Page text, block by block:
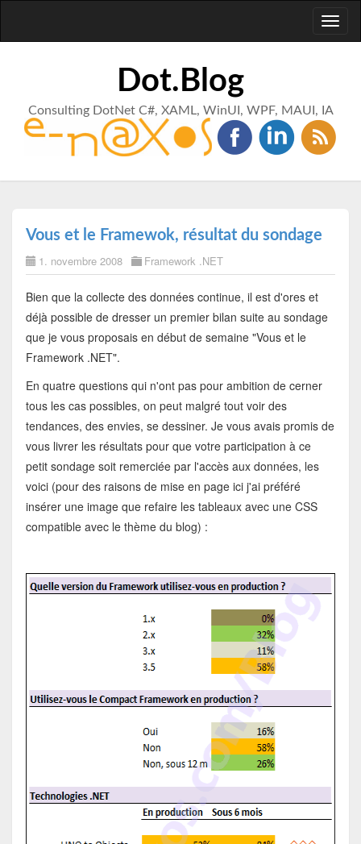
Dot.Blog
Consulting DotNet C#, XAML, WinUI, WPF, MAUI, IA
Vous et le Framewok, résultat du sondage
1. novembre 2008 Framework .NET
Bien que la collecte des données continue, il est d'ores et
déjà possible de dresser un premier bilan suite au sondage
que je vous proposais en début de semaine "Vous et le
Framework .NET".
En quatre questions qui n'ont pas pour ambition de cerner
tous les cas possibles, on peut malgré tout voir des
tendances, des envies, se dessiner. Je vous avais promis de
vous livrer les résultats pour que votre participation à ce
petit sondage soit remerciée par l'accès aux données, les
voici (pour des raisons de mise en page ici j'ai préféré
insérer une image que refaire les tableaux avec une CSS
compatible avec le thème du blog) :